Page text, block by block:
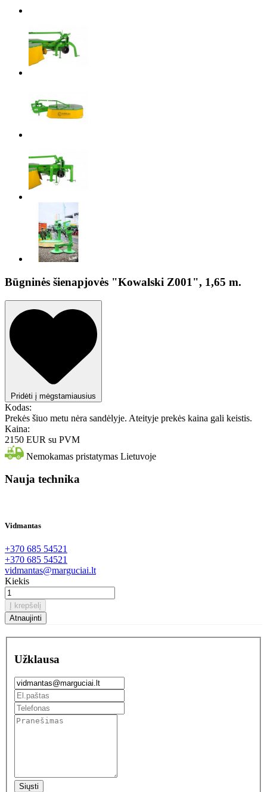
Būgninės šienapjovės "Kowalski Z001", 1,65 m.
Pridėti į mėgstamiausius
Kodas:
Prekės šiuo metu nėra sandėlyje. Ateityje prekės kaina gali keistis.
Kaina:
2150 EUR su PVM
Nemokamas pristatymas Lietuvoje
Nauja technika
Vidmantas
+370 685 54521
+370 685 54521
vidmantas@marguciai.lt
Kiekis
Į krepšelį
Užklausa
Siųsti